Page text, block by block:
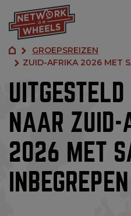
GROEPSREIZEN
ZUID-AFRIKA 2026 MET
NAAR ZUID-
2026 MET
INBEGREPEN